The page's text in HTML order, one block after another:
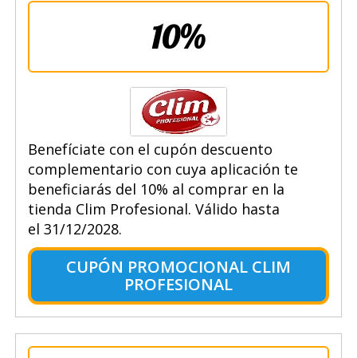
10%
Benefíciate con el cupón descuento
complementario con cuya aplicación te
beneficiarás del 10% al comprar en la
tienda Clim Profesional. Válido hasta
el 31/12/2028.
CUPÓN PROMOCIONAL CLIM
PROFESIONAL